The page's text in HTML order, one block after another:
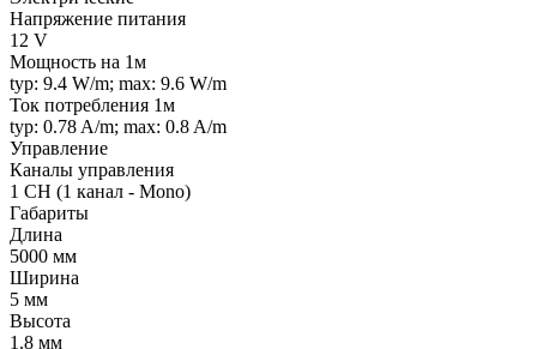
Напряжение питания
12 V
Мощность на 1м
typ: 9.4 W/m; max: 9.6 W/m
Ток потребления 1м
typ: 0.78 A/m; max: 0.8 A/m
Управление
Каналы управления
1 CH (1 канал - Mono)
Габариты
Длина
5000 мм
Ширина
5 мм
Высота
1.8 мм